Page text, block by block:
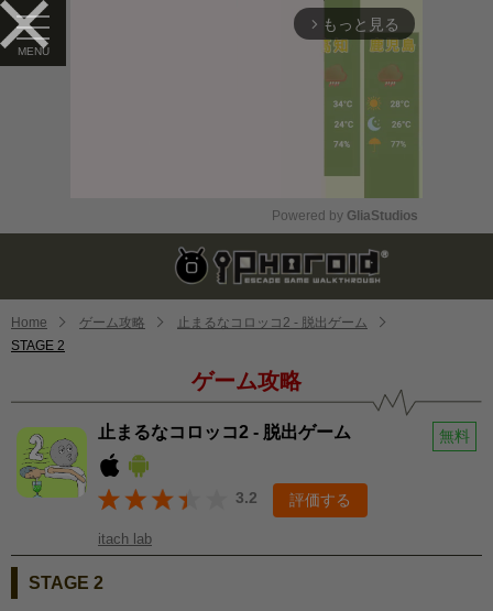
arrow_forward_ios もっと見る
Mute
Powered by GliaStudios
Home ゲーム攻略
止まるなコロッコ2 - 脱出ゲーム
STAGE 2
ゲーム攻略
止まるなコロッコ2 - 脱出ゲーム 無料
3.2 評価する
itach lab
STAGE 2